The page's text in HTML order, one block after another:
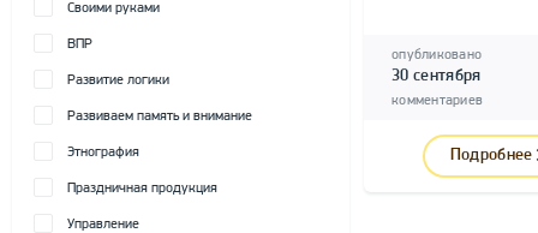
Своими руками
ВПР
Развитие логики
Развиваем память и внимание
Этнография
Праздничная продукция
Управление
опубликовано
30 сентября
комментариев
Подробнее